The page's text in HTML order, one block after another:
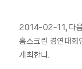
2014-02-11, 다
홈스크린 경연대회
개최한다.